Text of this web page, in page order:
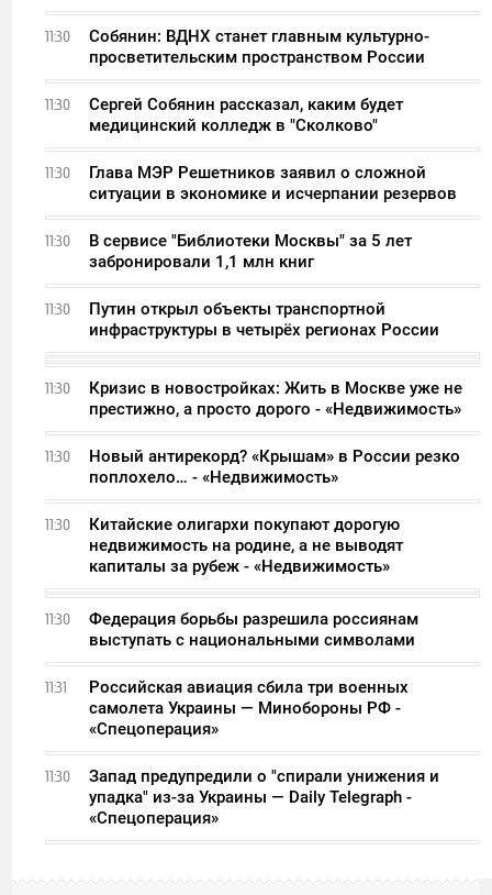
11:30
Собянин: ВДНХ станет главным культурно-
просветительским пространством России
11:30
Сергей Собянин рассказал, каким будет
медицинский колледж в "Сколково"
11:30
Глава МЭР Решетников заявил о сложной
ситуации в экономике и исчерпании резервов
11:30
В сервисе "Библиотеки Москвы" за 5 лет
забронировали 1,1 млн книг
11:30
Путин открыл объекты транспортной
инфраструктуры в четырёх регионах России
11:30
Кризис в новостройках: Жить в Москве уже не
престижно, а просто дорого - «Недвижимость»
11:30
Новый антирекорд? «Крышам» в России резко
поплохело… - «Недвижимость»
11:30
Китайские олигархи покупают дорогую
недвижимость на родине, а не выводят
капиталы за рубеж - «Недвижимость»
11:30
Федерация борьбы разрешила россиянам
выступать с национальными символами
11:31
Российская авиация сбила три военных
самолета Украины — Минобороны РФ -
«Спецоперация»
11:30
Запад предупредили о "спирали унижения и
упадка" из-за Украины — Daily Telegraph -
«Спецоперация»